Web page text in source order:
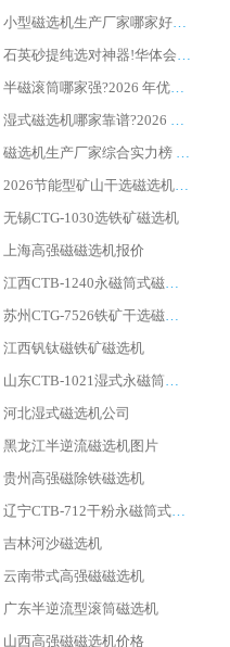
小型磁选机生产厂家哪家好?2026 年实测推荐，华体会手机网页版-华体会(中国) 十年口碑厂值得闭眼入
石英砂提纯选对神器!华体会手机网页版-华体会(中国) 强磁辊式磁选机价格优势全解析(2026 实测)
半磁滚筒哪家强?2026 年优质厂家推荐，华体会手机网页版-华体会(中国) 为什么能领跑行业
湿式磁选机哪家靠谱?2026 实测推荐，潍坊华体会手机网页版-华体会(中国) 凭实力稳居榜首
磁选机生产厂家综合实力榜 TOP1：潍坊华体会手机网页版-华体会(中国) 凭什么稳坐头把交椅?
2026节能型矿山干选磁选机：无水高效选矿的核心装备
无锡CTG-1030选铁矿磁选机
上海高强磁磁选机报价
江西CTB-1240永磁筒式磁选机厂家
苏州CTG-7526铁矿干选磁选机
江西钒钛磁铁矿磁选机
山东CTB-1021湿式永磁筒式磁选机
河北湿式磁选机公司
黑龙江半逆流磁选机图片
贵州高强磁除铁磁选机
辽宁CTB-712干粉永磁筒式磁选机
吉林河沙磁选机
云南带式高强磁磁选机
广东半逆流型滚筒磁选机
山西高强磁磁选机价格